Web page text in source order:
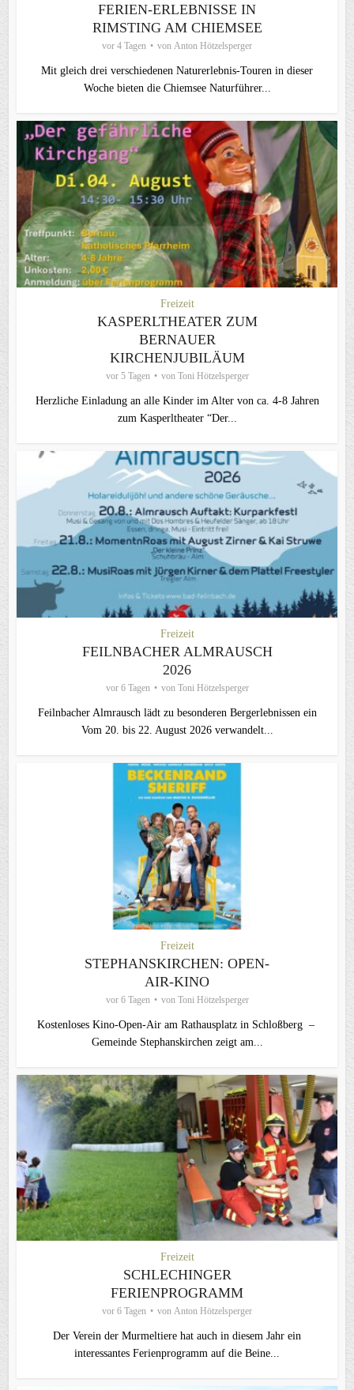
FERIEN-ERLEBNISSE IN
RIMSTING AM CHIEMSEE
vor 4 Tagen von Anton Hötzelsperger
Mit gleich drei verschiedenen Naturerlebnis-Touren in dieser
Woche bieten die Chiemsee Naturführer...
Freizeit
KASPERLTHEATER ZUM
BERNAUER
KIRCHENJUBILÄUM
vor 5 Tagen von Toni Hötzelsperger
Herzliche Einladung an alle Kinder im Alter von ca. 4-8 Jahren
zum Kasperltheater “Der...
Freizeit
FEILNBACHER ALMRAUSCH
2026
vor 6 Tagen von Toni Hötzelsperger
Feilnbacher Almrausch lädt zu besonderen Bergerlebnissen ein
Vom 20. bis 22. August 2026 verwandelt...
Freizeit
STEPHANSKIRCHEN: OPEN-
AIR-KINO
vor 6 Tagen von Toni Hötzelsperger
Kostenloses Kino-Open-Air am Rathausplatz in Schloßberg –
Gemeinde Stephanskirchen zeigt am...
Freizeit
SCHLECHINGER
FERIENPROGRAMM
vor 6 Tagen von Anton Hötzelsperger
Der Verein der Murmeltiere hat auch in diesem Jahr ein
interessantes Ferienprogramm auf die Beine...